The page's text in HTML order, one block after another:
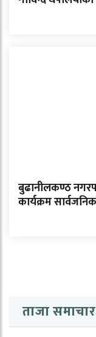
बुढानीलकण्ठ
कार्यक्रम सार्वजनिक
ताजा समाचार